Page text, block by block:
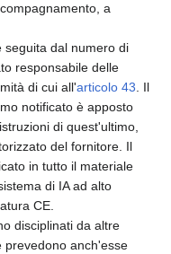
a
seguita dal numero di
responsabile delle
di cui all'articolo 43 . Il
notificato è apposto
di quest'ultimo,
del fornitore. Il
in tutto il materiale
di IA ad alto
CE.
disciplinati da altre
prevedono anch'esse